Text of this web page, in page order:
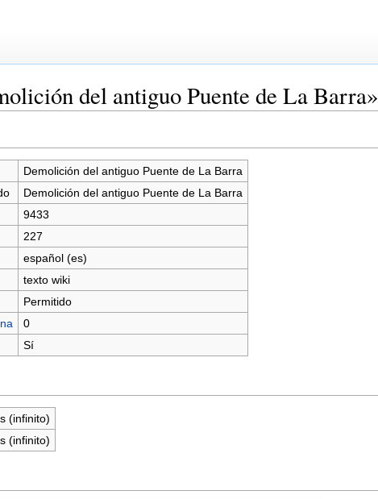
del antiguo Puente de La Barra»
Demolición del antiguo Puente de La Barra
Demolición del antiguo Puente de La Barra
9433
227
español (es)
texto wiki
Permitido
0
Sí
(infinito)
(infinito)